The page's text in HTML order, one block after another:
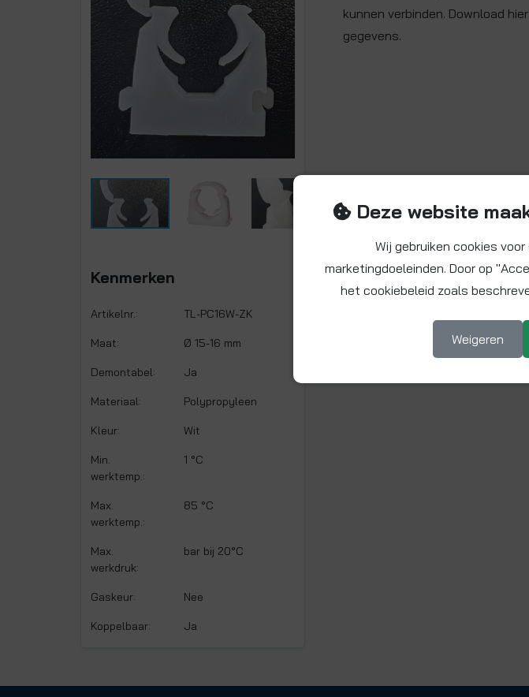
Kenmerken
Artikelnr.: TL-PC16W-ZK
Maat: Ø 15-16 mm
Demontabel: Ja
Materiaal: Polypropyleen
Kleur: Wit
Min.
werktemp.:
1 °C
Max.
werktemp.:
85 °C
Max.
werkdruk:
bar bij 20°C
Gaskeur: Nee
Koppelbaar: Ja
kunnen verbinden. Download
gegevens.
Deze website
Wij gebruiken cookies
marketingdoeleinden. Door op
het cookiebeleid zoals
Weigeren